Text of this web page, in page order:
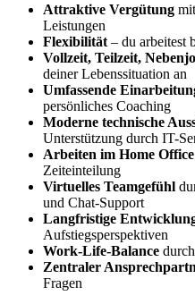
Attraktive Vergütung
Leistungen
Flexibilität – du arbeitest
Vollzeit, Teilzeit,
deiner Lebenssituation an
Umfassende
persönliches Coaching
Moderne technische
Unterstützung durch IT-
Arbeiten im Home Office
Zeiteinteilung
Virtuelles Teamgefühl
und Chat-Support
Langfristige
Aufstiegsperspektiven
Work-Life-Balance
Zentraler
Fragen